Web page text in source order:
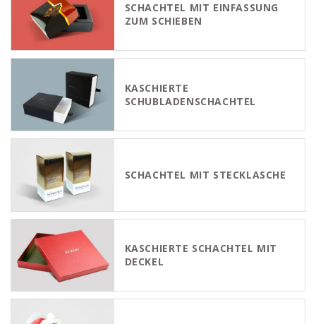
SCHACHTEL MIT EINFASSUNG
ZUM SCHIEBEN
KASCHIERTE
SCHUBLADENSCHACHTEL
SCHACHTEL MIT STECKLASCHE
KASCHIERTE SCHACHTEL MIT
DECKEL